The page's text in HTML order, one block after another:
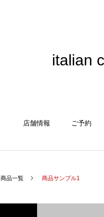
italian
店舗情報 ご予約
商品一覧 商品サンプル1